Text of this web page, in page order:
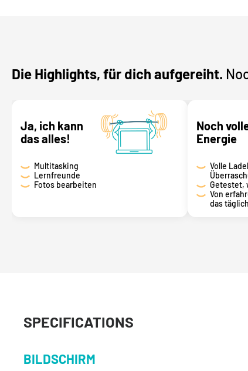
Die Highlights, für dich aufgereiht.
Ja, ich kann
das alles!
Multitasking
Lernfreunde
Fotos bearbeiten
Noch
Energie
Volle
Getestet,
Von
das
SPECIFICATIONS
BILDSCHIRM